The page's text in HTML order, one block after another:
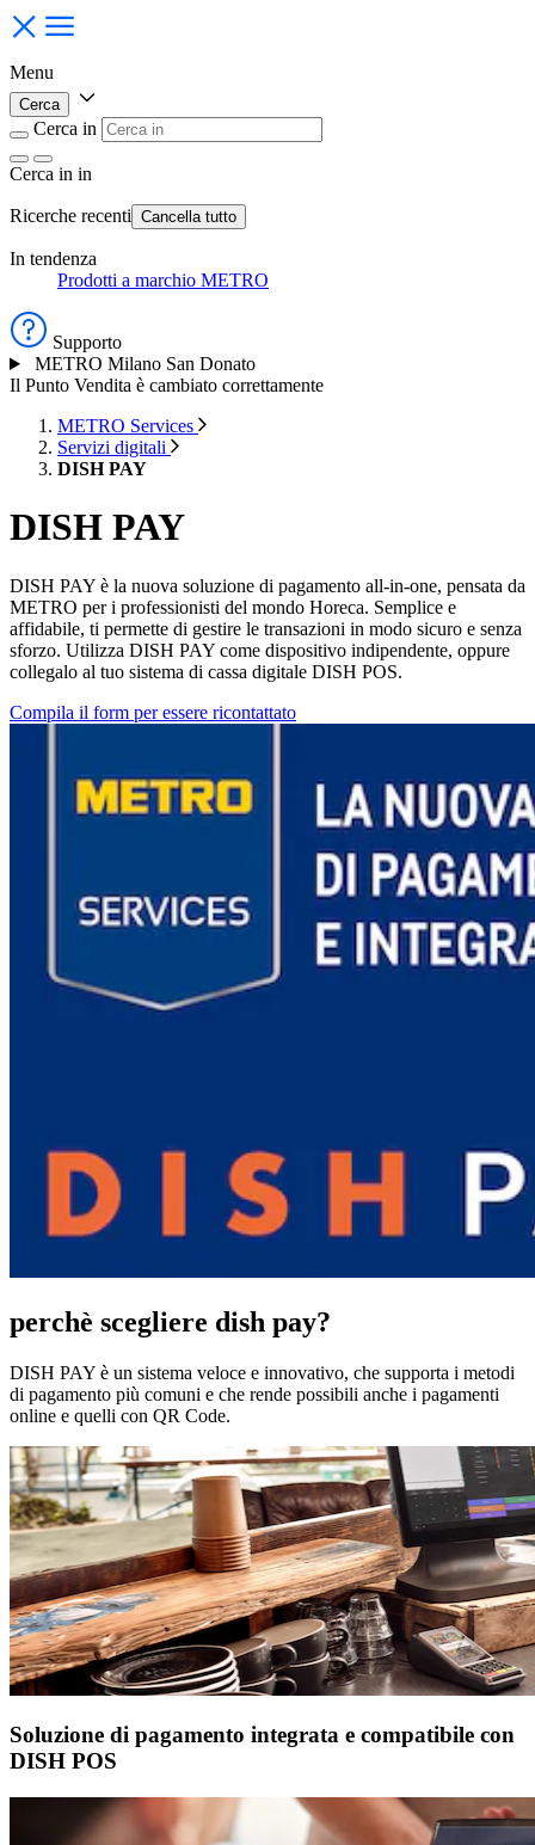
Menu
Cerca
Cerca in
Cerca in in
Ricerche recenti Cancella tutto
In tendenza
Prodotti a marchio METRO
Supporto
METRO Milano San Donato
Il Punto Vendita è cambiato correttamente
METRO Services
Servizi digitali
DISH PAY
DISH PAY
DISH PAY è la nuova soluzione di pagamento all-in-one, pensata da
METRO per i professionisti del mondo Horeca. Semplice e
affidabile, ti permette di gestire le transazioni in modo sicuro e senza
sforzo. Utilizza DISH PAY come dispositivo indipendente, oppure
collegalo al tuo sistema di cassa digitale DISH POS.
Compila il form per essere ricontattato
perchè scegliere dish pay?
DISH PAY è un sistema veloce e innovativo, che supporta i metodi
di pagamento più comuni e che rende possibili anche i pagamenti
online e quelli con QR Code.
Soluzione di pagamento integrata e compatibile con
DISH POS